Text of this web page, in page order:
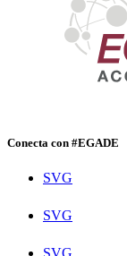
Conecta con #EGADE
SVG
SVG
SVG